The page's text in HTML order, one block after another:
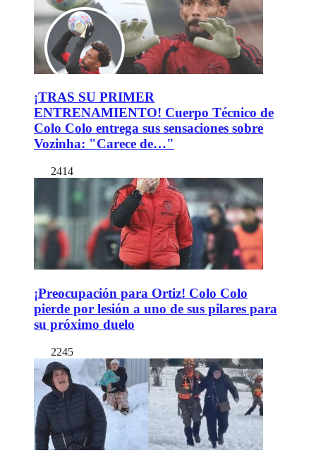
¡TRAS SU PRIMER
ENTRENAMIENTO! Cuerpo Técnico de
Colo Colo entrega sus sensaciones sobre
Vozinha: "Carece de…"
2414
¡Preocupación para Ortiz! Colo Colo
pierde por lesión a uno de sus pilares para
su próximo duelo
2245